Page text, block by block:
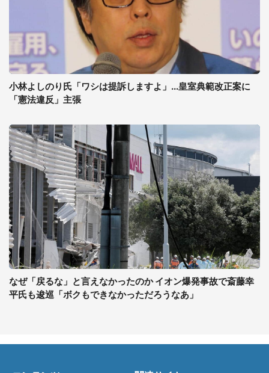
小林よしのり氏「ワシは提訴しますよ」...皇室典範改正案に
「憲法違反」主張
なぜ「戻るな」と言えなかったのか イオン爆発事故で斎藤幸
平氏も逡巡「ボクもできなかっただろうなあ」